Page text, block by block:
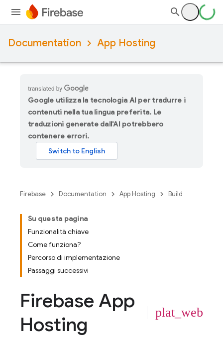
Documentation App Hosting
Google utilizza la tecnologia AI per tradurre i
contenuti nella tua lingua preferita. Le
traduzioni generate dall'AI potrebbero
contenere errori.
Firebase Documentation App Hosting Build
Su questa pagina
Funzionalità chiave
Come funziona?
Percorso di implementazione
Passaggi successivi
Firebase App
Hosting
plat_web